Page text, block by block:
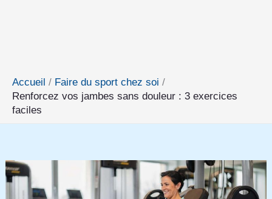
Accueil
Faire du sport chez soi
Renforcez vos jambes sans douleur : 3 exercices
faciles